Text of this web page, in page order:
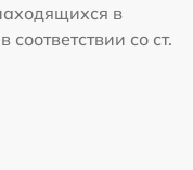
в
со ст.